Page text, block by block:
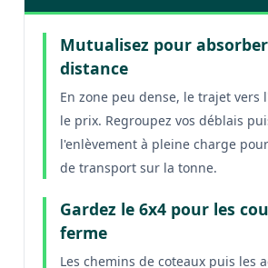
Mutualisez pour
distance
En zone peu dense, le trajet vers
le prix. Regroupez vos déblais
l'enlèvement à pleine charge
de transport sur la tonne.
Gardez le 6x4 pour les
ferme
Les chemins de coteaux puis les